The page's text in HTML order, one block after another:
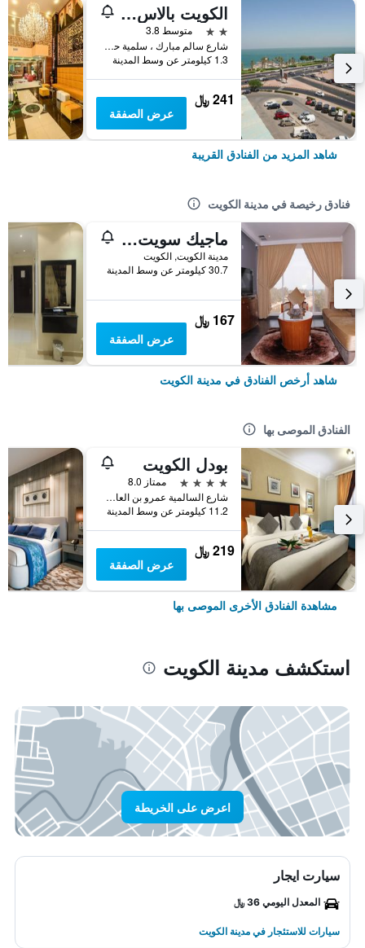
الكويت بالاس هوتل أبارتمنتس
2 نجمتين
متوسط 3.8
شارع سالم مبارك ، سلمية حي 71, مدينة الكويت, الكويت
1.3 كيلومتر عن وسط المدينة
241 ﷼
عرض الصفقة
شاهد المزيد من الفنادق القريبة
فنادق رخيصة في مدينة الكويت
ماجيك سويت أبو حليفة
مدينة الكويت, الكويت
30.7 كيلومتر عن وسط المدينة
167 ﷼
عرض الصفقة
شاهد أرخص الفنادق في مدينة الكويت
الفنادق الموصى بها
بودل الكويت
4 نجوم
ممتاز 8.0
شارع السالمية عمرو بن العاص, مدينة الكويت, الكويت
11.2 كيلومتر عن وسط المدينة
219 ﷼
عرض الصفقة
مشاهدة الفنادق الأخرى الموصى بها
استكشف مدينة الكويت
اعرض على الخريطة
سيارت ايجار
المعدل اليومي 36 ﷼
سيارات للاستئجار في مدينة الكويت